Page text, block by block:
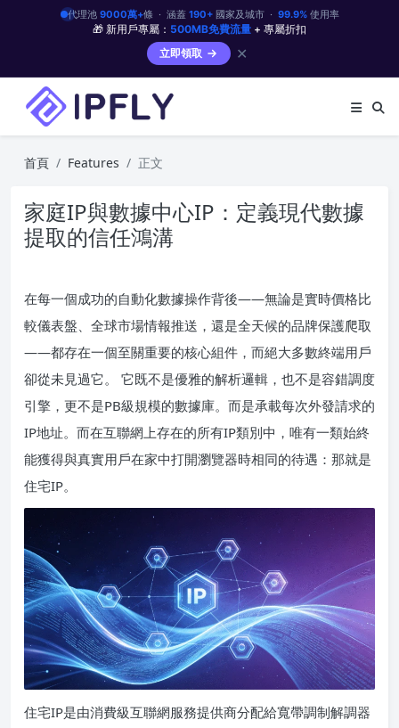
代理池 9000萬+條 · 涵蓋 190+國家及城市 · 99.9%使用率
🎁 新用戶專屬： 500MB免費流量 + 專屬折扣
立即領取
✕
首頁 Features 正文
家庭IP與數據中心IP：定義現代數據
提取的信任鴻溝
在每一個成功的自動化數據操作背後——無論是實時價格比
較儀表盤、全球市場情報推送，還是全天候的品牌保護爬取
——都存在一個至關重要的核心組件，而絕大多數終端用戶
卻從未見過它。 它既不是優雅的解析邏輯，也不是容錯調度
引擎，更不是PB級規模的數據庫。而是承載每次外發請求的
IP地址。而在互聯網上存在的所有IP類別中，唯有一類始終
能獲得與真實用戶在家中打開瀏覽器時相同的待遇：那就是
住宅IP。
住宅IP是由消費級互聯網服務提供商分配給寬帶調制解調器